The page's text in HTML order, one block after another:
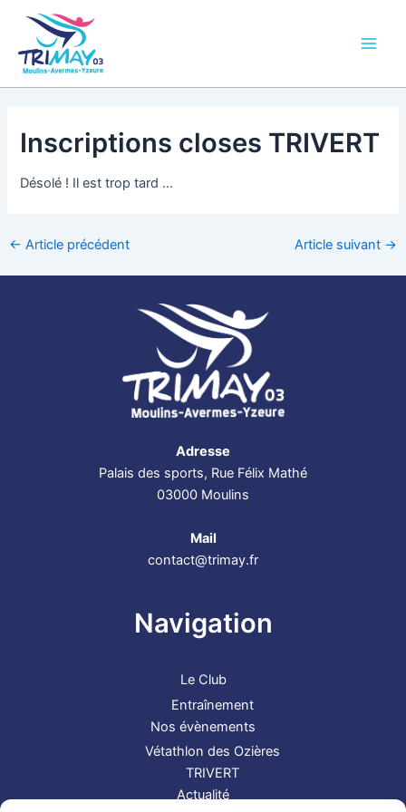
contenu
Inscriptions closes TRIVERT
Désolé ! Il est trop tard …
← Article précédent Article suivant →
Adresse
Palais des sports, Rue Félix Mathé
03000 Moulins
Mail
contact@trimay.fr
Navigation
Le Club
Entraînement
Nos évènements
Vétathlon des Ozières
TRIVERT
Actualité